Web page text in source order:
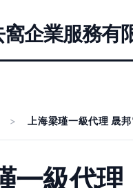
企業服務有
> 上海梁瑾一級代理 晟
一級代